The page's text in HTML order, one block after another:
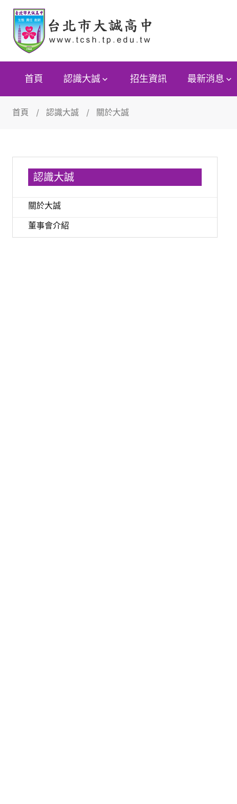
首頁 認識大誠 招生資訊 最新消息
首頁 認識大誠 關於大誠
認識大誠
關於大誠
董事會介紹